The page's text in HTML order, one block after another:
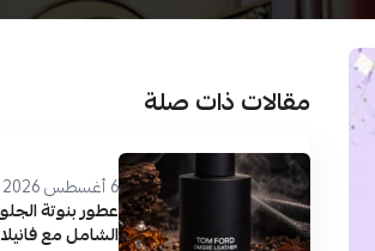
مقالات ذات صلة
6 أغسطس 2026
الشامل مع فانيلا